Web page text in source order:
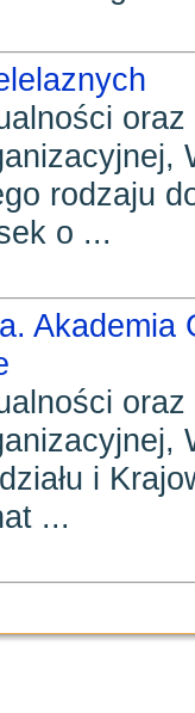
rodzaju
o ...
i
...